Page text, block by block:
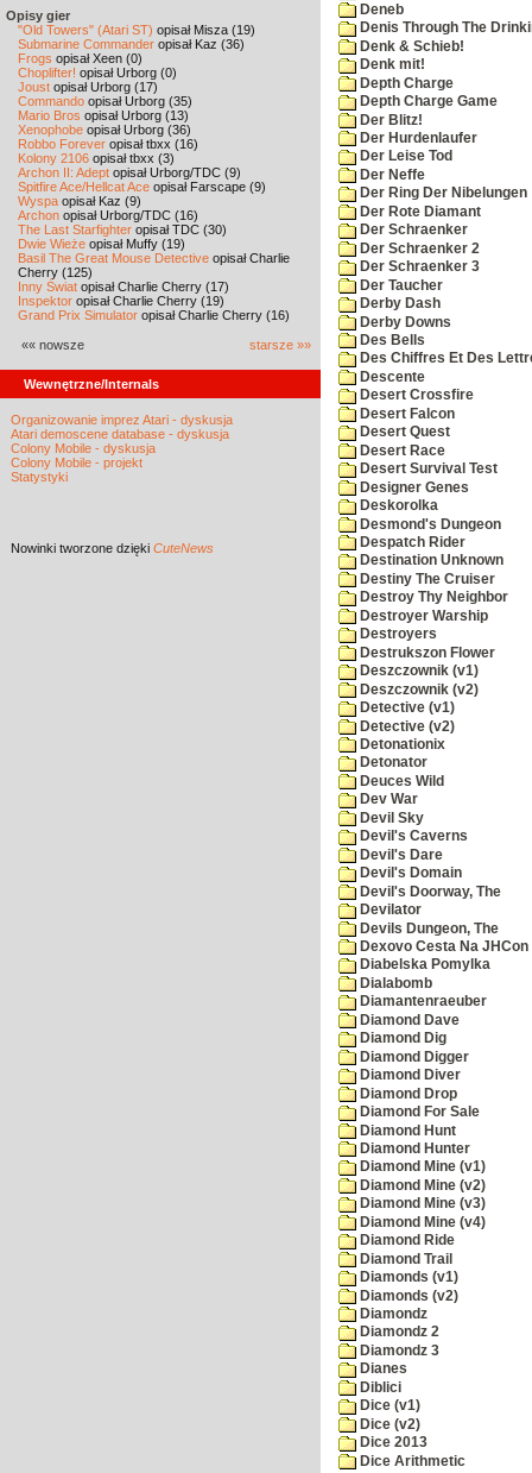
Opisy gier
"Old Towers" (Atari ST) opisał Misza (19)
Submarine Commander opisał Kaz (36)
Frogs opisał Xeen (0)
Choplifter! opisał Urborg (0)
Joust opisał Urborg (17)
Commando opisał Urborg (35)
Mario Bros opisał Urborg (13)
Xenophobe opisał Urborg (36)
Robbo Forever opisał tbxx (16)
Kolony 2106 opisał tbxx (3)
Archon II: Adept opisał Urborg/TDC (9)
Spitfire Ace/Hellcat Ace opisał Farscape (9)
Wyspa opisał Kaz (9)
Archon opisał Urborg/TDC (16)
The Last Starfighter opisał TDC (30)
Dwie Wieże opisał Muffy (19)
Basil The Great Mouse Detective opisał Charlie
Cherry (125)
Inny Świat opisał Charlie Cherry (17)
Inspektor opisał Charlie Cherry (19)
Grand Prix Simulator opisał Charlie Cherry (16)
«« nowsze starsze »»
Wewnętrzne/Internals
Organizowanie imprez Atari - dyskusja
Atari demoscene database - dyskusja
Colony Mobile - dyskusja
Colony Mobile - projekt
Statystyki
Nowinki tworzone dzięki CuteNews
Deneb
Denis Through The
Denk & Schieb!
Denk mit!
Depth Charge
Depth Charge Game
Der Blitz!
Der Hurdenlaufer
Der Leise Tod
Der Neffe
Der Ring Der Nibelungen
Der Rote Diamant
Der Schraenker
Der Schraenker 2
Der Schraenker 3
Der Taucher
Derby Dash
Derby Downs
Des Bells
Des Chiffres Et Des
Descente
Desert Crossfire
Desert Falcon
Desert Quest
Desert Race
Desert Survival Test
Designer Genes
Deskorolka
Desmond's Dungeon
Despatch Rider
Destination Unknown
Destiny The Cruiser
Destroy Thy Neighbor
Destroyer Warship
Destroyers
Destrukszon Flower
Deszczownik (v1)
Deszczownik (v2)
Detective (v1)
Detective (v2)
Detonationix
Detonator
Deuces Wild
Dev War
Devil Sky
Devil's Caverns
Devil's Dare
Devil's Domain
Devil's Doorway, The
Devilator
Devils Dungeon, The
Dexovo Cesta Na JHCon
Diabelska Pomylka
Dialabomb
Diamantenraeuber
Diamond Dave
Diamond Dig
Diamond Digger
Diamond Diver
Diamond Drop
Diamond For Sale
Diamond Hunt
Diamond Hunter
Diamond Mine (v1)
Diamond Mine (v2)
Diamond Mine (v3)
Diamond Mine (v4)
Diamond Ride
Diamond Trail
Diamonds (v1)
Diamonds (v2)
Diamondz
Diamondz 2
Diamondz 3
Dianes
Diblici
Dice (v1)
Dice (v2)
Dice 2013
Dice Arithmetic